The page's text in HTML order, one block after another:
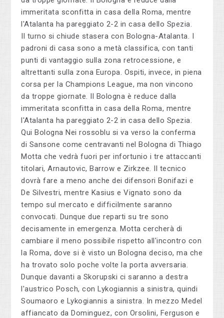
immeritata sconfitta in casa della Roma, mentre
l'Atalanta ha pareggiato 2-2 in casa dello Spezia.
Il turno si chiude stasera con Bologna-Atalanta. I
padroni di casa sono a metà classifica, con tanti
punti di vantaggio sulla zona retrocessione, e
altrettanti sulla zona Europa. Ospiti, invece, in piena
corsa per la Champions League, ma non vincono
da troppe giornate. Il Bologna è reduce dalla
immeritata sconfitta in casa della Roma, mentre
l'Atalanta ha pareggiato 2-2 in casa dello Spezia.
Qui Bologna Nei rossoblu si va verso la conferma
di Sansone come centravanti nel Bologna di Thiago
Motta che vedrà fuori per infortunio i tre attaccanti
titolari, Arnautovic, Barrow e Zirkzee. Il tecnico
dovrà fare a meno anche dei difensori Bonifazi e
De Silvestri, mentre Kasius e Vignato sono da
tempo sul mercato e difficilmente saranno
convocati. Dunque due reparti su tre sono
decisamente in emergenza. Motta cercherà di
cambiare il meno possibile rispetto all'incontro con
la Roma, dove si è visto un Bologna deciso, ma che
ha trovato solo poche volte la porta avversaria.
Dunque davanti a Skorupski ci saranno a destra
l'austrico Posch, con Lykogiannis a sinistra, quindi
Soumaoro e Lykogiannis a sinistra. In mezzo Medel
affiancato da Dominguez, con Orsolini, Ferguson e